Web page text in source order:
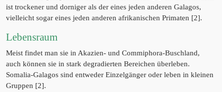
ist trockener und dorniger als der eines jeden anderen Galagos,
vielleicht sogar eines jeden anderen afrikanischen Primaten [2].
Lebensraum
Meist findet man sie in Akazien- und Commiphora-Buschland,
auch können sie in stark degradierten Bereichen überleben.
Somalia-Galagos sind entweder Einzelgänger oder leben in kleinen
Gruppen [2].